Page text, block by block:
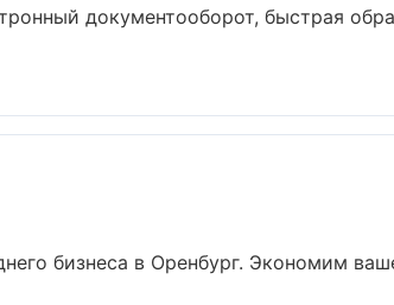
документооборот, быстрая
бизнеса в Оренбург. Экономим